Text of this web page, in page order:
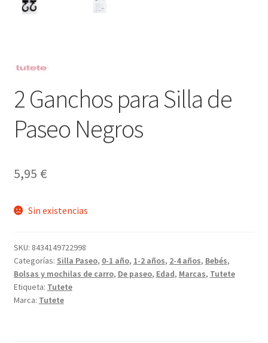
2 Ganchos para Silla de
Paseo Negros
5,95 €
Sin existencias
SKU: 8434149722998
Categorías: Silla Paseo, 0-1 año, 1-2 años, 2-4 años, Bebés,
Bolsas y mochilas de carro, De paseo, Edad, Marcas, Tutete
Etiqueta: Tutete
Marca: Tutete